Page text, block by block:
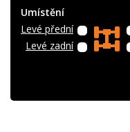
Umístění
Levé přední
Levé zadní